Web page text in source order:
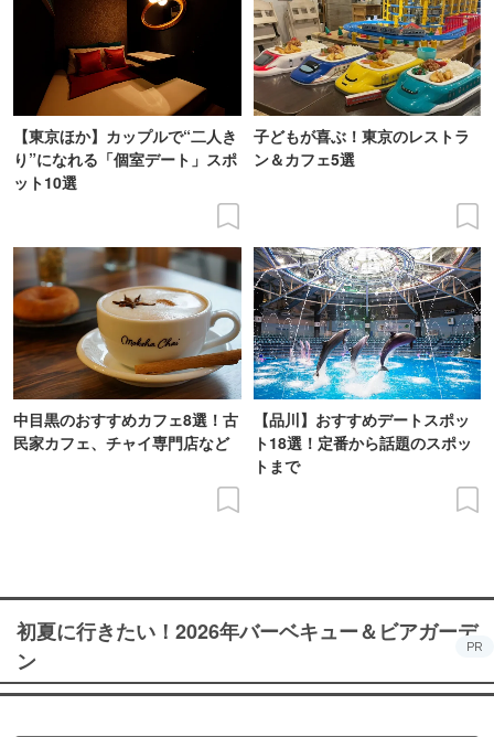
【東京ほか】カップルで“二人き
り”になれる「個室デート」スポ
ット10選
子どもが喜ぶ！東京のレストラ
ン＆カフェ5選
中目黒のおすすめカフェ8選！古
民家カフェ、チャイ専門店など
【品川】おすすめデートスポッ
ト18選！定番から話題のスポッ
トまで
初夏に行きたい！2026年バーベキュー＆ビアガーデ
ン
PR